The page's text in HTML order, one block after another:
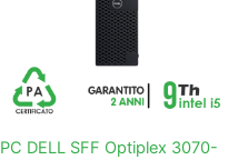
PC DELL SFF Optiplex 3070-